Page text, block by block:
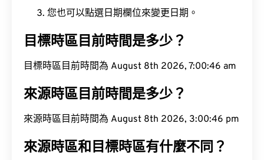
您也可以點選日期欄位來變更日期。
目標時區目前時間是多少？
目標時區目前時間為 August 8th 2026, 7:00:47 am
來源時區目前時間是多少？
來源時區目前時間為 August 8th 2026, 3:00:47 pm
來源時區和目標時區有什麼不同？